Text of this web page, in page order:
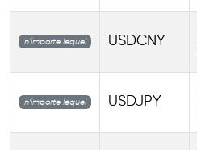
n’importe lequel USDCNY
n’importe lequel USDJPY